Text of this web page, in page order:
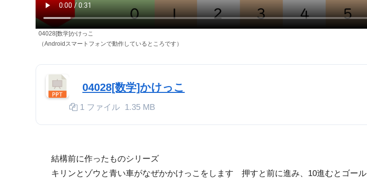
04028[数学]かけっこ
（Androidスマートフォンで動作しているところです）
04028[数学]かけっこ
1 ファイル 1.35 MB
結構前に作ったものシリーズ
キリンとゾウと青い車がなぜかかけっこをします 押すと前に進み、10進むとゴール